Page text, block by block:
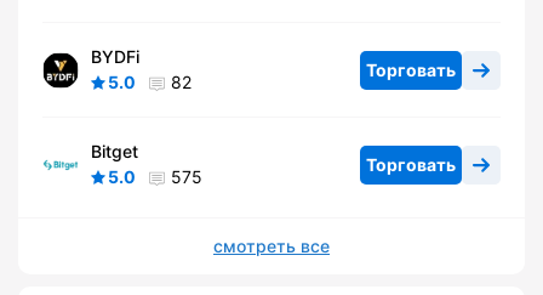
BYDFi
5.0
82
Торговать
Bitget
5.0
575
Торговать
смотреть все